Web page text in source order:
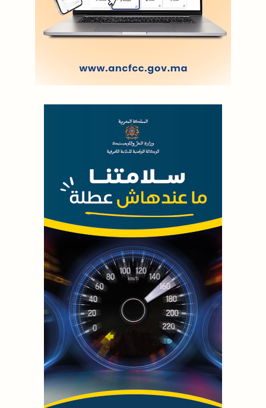
Copyright © 2022 Groupe de presse Arrissala
Ce site utilise Google Analytics. En continuant à naviguer, vous nous
autorisez à déposer un cookie à des fins de mesure d'audience
Plan du site | Syndication